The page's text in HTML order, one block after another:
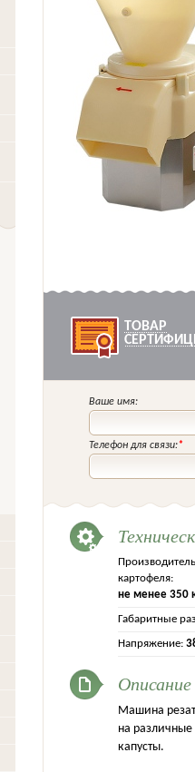
ТОВАР
Ваше имя:
Телефон для связи:*
картофеля:
не менее 350
Габаритные
Напряжение:
Описание
Машина
на
капусты.